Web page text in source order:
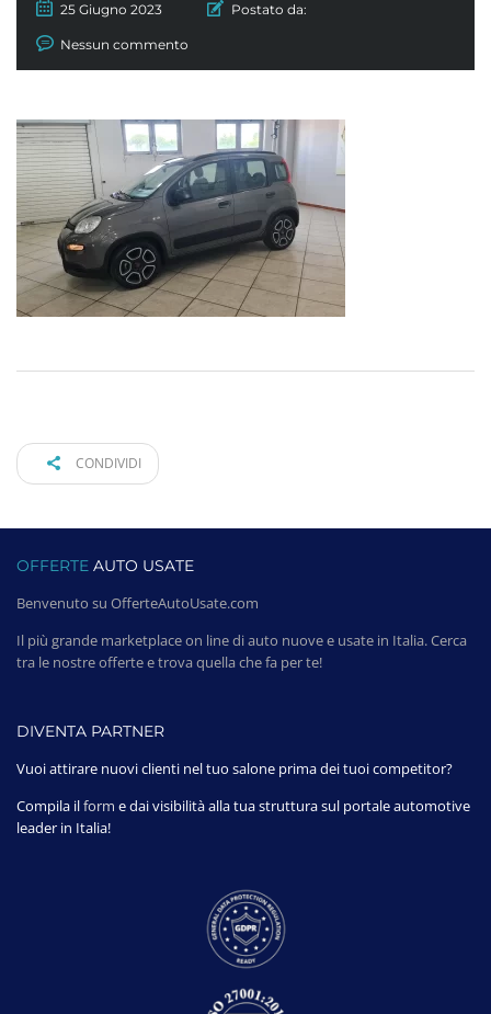
25 Giugno 2023 Postato da:
Nessun commento
CONDIVIDI
OFFERTE AUTO USATE
Benvenuto su OfferteAutoUsate.com
Il più grande marketplace on line di auto nuove e usate in Italia. Cerca
tra le nostre offerte e trova quella che fa per te!
DIVENTA PARTNER
Vuoi attirare nuovi clienti nel tuo salone prima dei tuoi competitor?
Compila ilform e dai visibilità alla tua struttura sul portale automotive
leader in Italia!